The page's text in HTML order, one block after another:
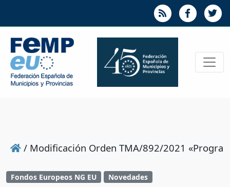
/ Modificación Orden TMA/892/2021
Fondos Europeos NG EU Novedades